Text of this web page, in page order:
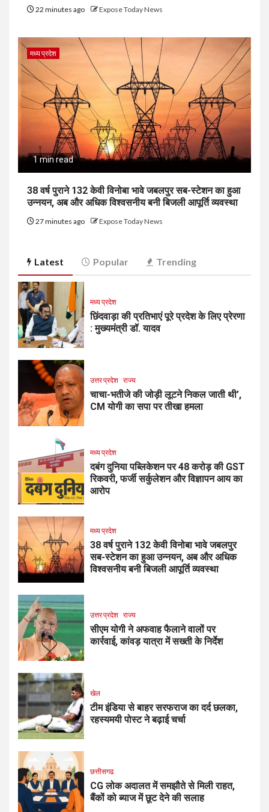
22 minutes ago Expose Today News
मध्य प्रदेश
1 min read
38 वर्ष पुराने 132 केवी विनोबा भावे जबलपुर सब-स्टेशन का हुआ
उन्नयन, अब और अधिक विश्वसनीय बनी बिजली आपूर्ति व्यवस्था
27 minutes ago Expose Today News
Latest Popular Trending
मध्य प्रदेश
छिंदवाड़ा की प्रतिभाएं पूरे प्रदेश के लिए प्रेरणा
: मुख्यमंत्री डॉ. यादव
उत्तर प्रदेश राज्य
चाचा-भतीजे की जोड़ी लूटने निकल जाती थी’,
CM योगी का सपा पर तीखा हमला
मध्य प्रदेश
दबंग दुनिया पब्लिकेशन पर ₹48 करोड़ की GST
रिकवरी, फर्जी सर्कुलेशन और विज्ञापन आय का
आरोप
मध्य प्रदेश
38 वर्ष पुराने 132 केवी विनोबा भावे जबलपुर
सब-स्टेशन का हुआ उन्नयन, अब और अधिक
विश्वसनीय बनी बिजली आपूर्ति व्यवस्था
उत्तर प्रदेश राज्य
सीएम योगी ने अफवाह फैलाने वालों पर
कार्रवाई, कांवड़ यात्रा में सख्ती के निर्देश
खेल
टीम इंडिया से बाहर सरफराज का दर्द छलका,
रहस्यमयी पोस्ट ने बढ़ाई चर्चा
छत्तीसगढ
CG लोक अदालत में समझौते से मिली राहत,
बैंकों को ब्याज में छूट देने की सलाह